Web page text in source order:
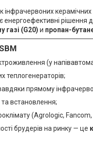
інфрачервоних
енергоефективні
газі (G20) и пропан-
(у
теплогенераторів;
прямому
встановлення;
(Agrologic, Fancom,
брудерів на ринку — це